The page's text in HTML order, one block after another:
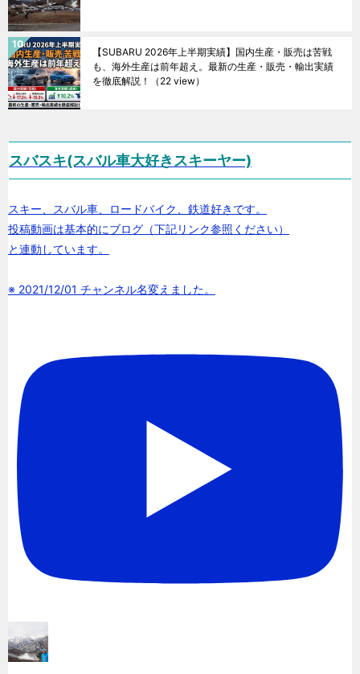
【SUBARU 2026年上半期実績】国内生産・販売は苦戦
も、海外生産は前年超え。最新の生産・販売・輸出実績
を徹底解説！
（22 view）
スバスキ(スバル車大好きスキーヤー)
スキー、スバル車、ロードバイク、鉄道好きです。
投稿動画は基本的にブログ（下記リンク参照ください）
と連動しています。
※ 2021/12/01 チャンネル名変えました。